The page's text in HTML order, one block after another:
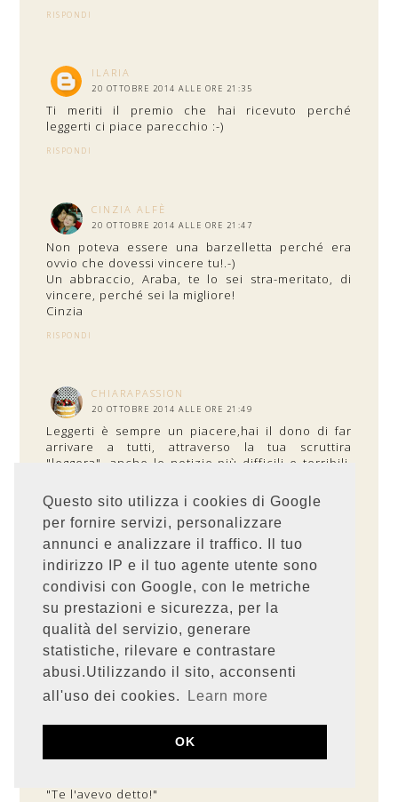
Questo sito utilizza i cookies di Google
per fornire servizi, personalizzare
annunci e analizzare il traffico. Il tuo
indirizzo IP e il tuo agente utente sono
condivisi con Google, con le metriche
su prestazioni e sicurezza, per la
qualità del servizio, generare
statistiche, rilevare e contrastare
abusi.Utilizzando il sito, acconsenti
all'uso dei cookies.
Learn more
OK
RISPONDI
ILARIA
20 OTTOBRE 2014 ALLE ORE 21:35
Ti meriti il premio che hai ricevuto perché
leggerti ci piace parecchio :-)
RISPONDI
CINZIA ALFÈ
20 OTTOBRE 2014 ALLE ORE 21:47
Non poteva essere una barzelletta perché era
ovvio che dovessi vincere tu!.-)
Un abbraccio, Araba, te lo sei stra-meritato, di
vincere, perché sei la migliore!
Cinzia
RISPONDI
CHIARAPASSION
20 OTTOBRE 2014 ALLE ORE 21:49
Leggerti è sempre un piacere,hai il dono di far
arrivare a tutti, attraverso la tua scruttira
"leggera", anche le notizie più difficili e terribili.
dritta nella cartella ricette da provare.
Brava Stefania
VATY ♪
Concordo in pieno con le parole di Enrica..
RISPONDI
"Te l'avevo detto!"